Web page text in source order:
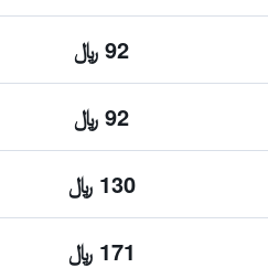
92 ﷼
92 ﷼
130 ﷼
171 ﷼